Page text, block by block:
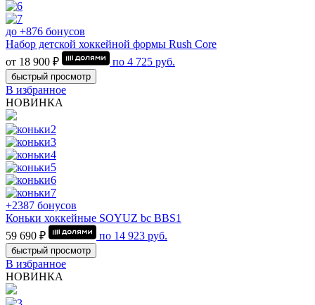
до +876 бонусов
Набор детской хоккейной формы Rush Core
от 18 900 ₽
по 4 725 руб.
быстрый просмотр
В избранное
НОВИНКА
+2387 бонусов
Коньки хоккейные SOYUZ bc BBS1
59 690 ₽
по 14 923 руб.
быстрый просмотр
В избранное
НОВИНКА